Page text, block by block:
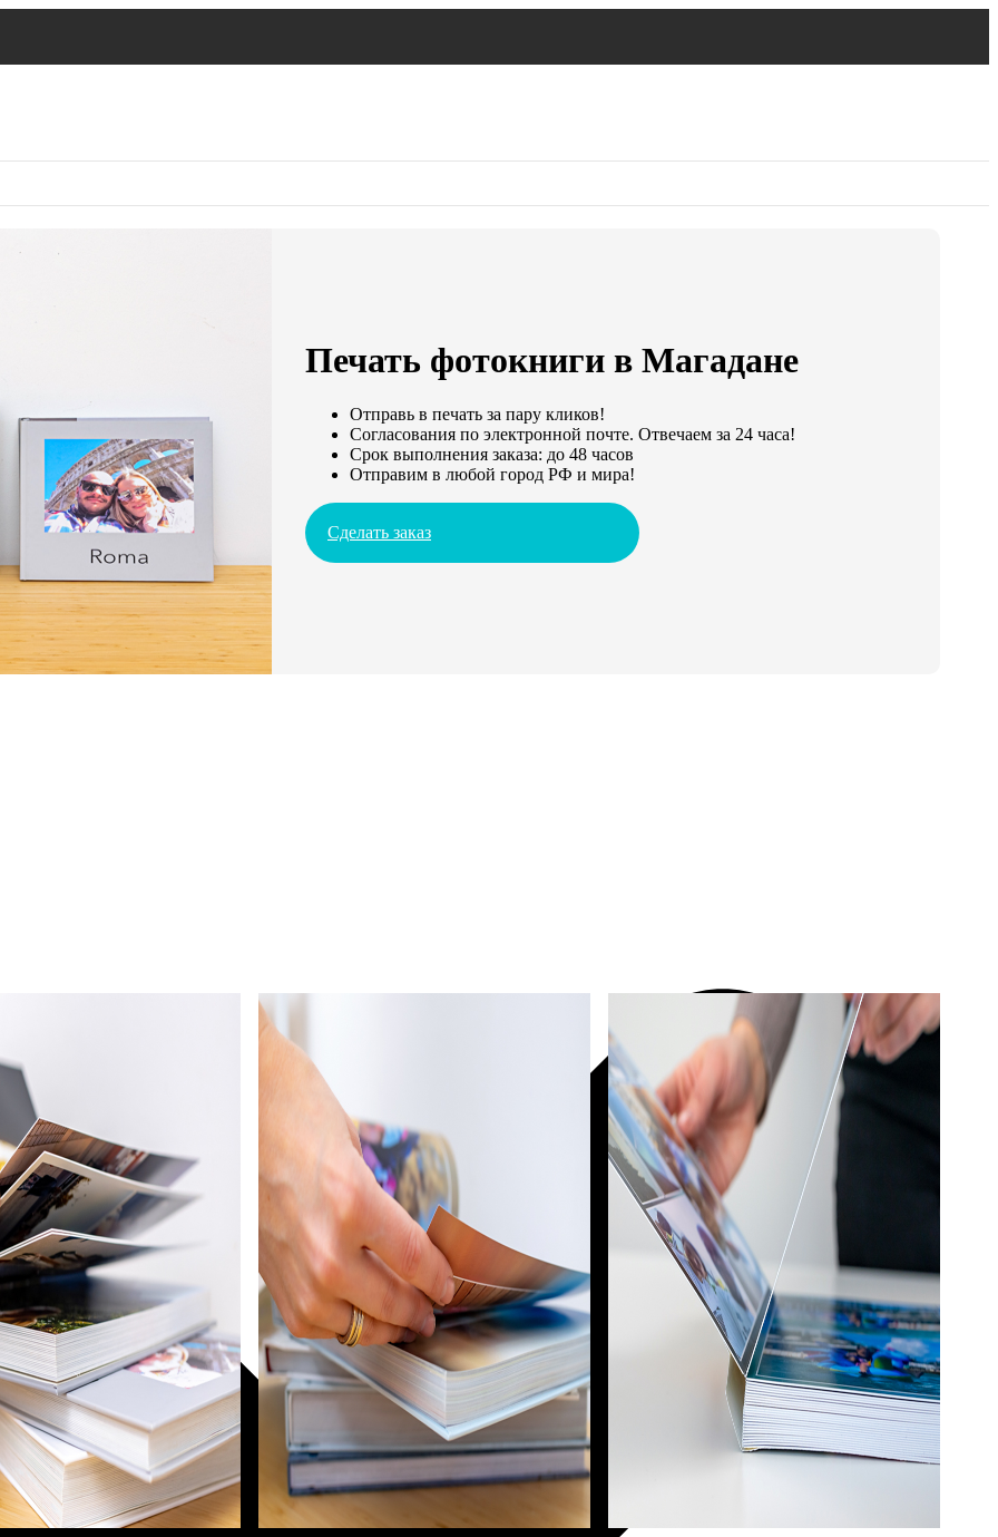
Печать фотокниги в Магадане
Отправь в печать за пару кликов!
Согласования по электронной почте. Отвечаем за 24 часа!
Срок выполнения заказа: до 48 часов
Отправим в любой город РФ и мира!
Сделать заказ